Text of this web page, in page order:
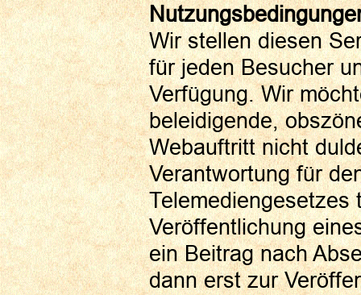
Wir stellen diesen
für jeden Besucher
Verfügung. Wir
beleidigende,
Webauftritt nicht
Verantwortung für
Telemediengesetzes
Veröffentlichung
ein Beitrag nach
dann erst zur